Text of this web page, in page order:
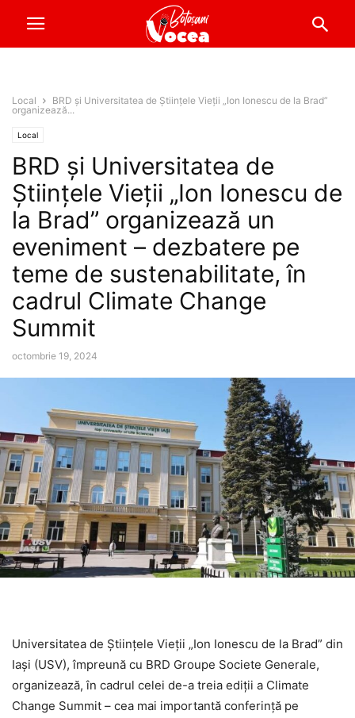
Local
BRD și Universitatea de Științele Vieții „Ion Ionescu de la Brad”
organizează...
Local
BRD și Universitatea de
Științele Vieții „Ion Ionescu de
la Brad” organizează un
eveniment – dezbatere pe
teme de sustenabilitate, în
cadrul Climate Change
Summit
octombrie 19, 2024
Universitatea de Ştiinţele Vieţii „Ion Ionescu de la Brad” din
Iași (USV), împreună cu BRD Groupe Societe Generale,
organizează, în cadrul celei de-a treia ediții a Climate
Change Summit – cea mai importantă conferință pe